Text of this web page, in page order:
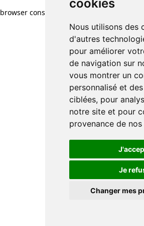
cookies
Nous utilisons des
d'autres
pour améliorer
de navigation sur
vous montrer un
personnalisé et
ciblées, pour
notre site et pour
provenance de
Je
Changer mes
browser console for more information)